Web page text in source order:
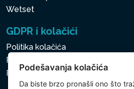
Wetset
GDPR i kolačići
Politika kolačića
Politika zaštite ličnih i drugih
Politika kolačića
Podešavanja kolačića
Da biste brzo pronašli ono što